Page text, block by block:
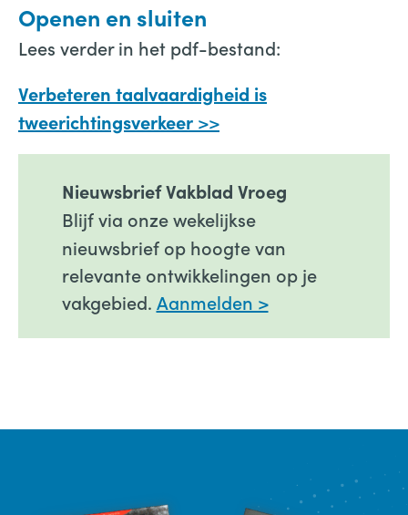
Openen en sluiten
Lees verder in het pdf-bestand:
Verbeteren taalvaardigheid is
tweerichtingsverkeer >>
Nieuwsbrief Vakblad Vroeg
Blijfvia onze wekelijkse
nieuwsbrief op hoogte van
relevante ontwikkelingen op je
vakgebied. Aanmelden >